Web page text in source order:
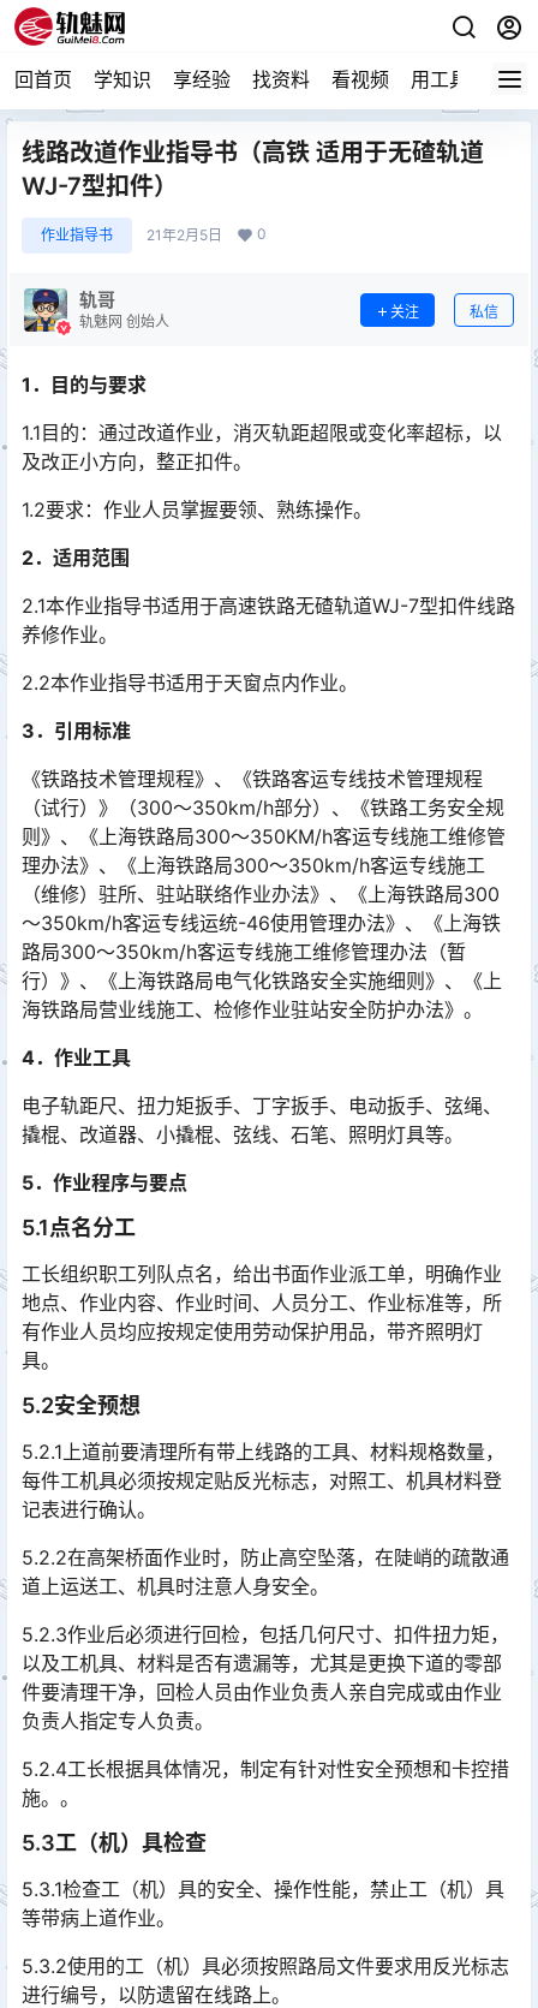
回首页 学知识 享经验 找资料 看视频 用工具 论技
线路改道作业指导书（高铁 适用于无碴轨道
WJ-7型扣件）
作业指导书 21年2月5日 0
轨哥
轨魅网 创始人
关注 私信
1．目的与要求
1.1目的：通过改道作业，消灭轨距超限或变化率超标，以
及改正小方向，整正扣件。
1.2要求：作业人员掌握要领、熟练操作。
2．适用范围
2.1本作业指导书适用于高速铁路无碴轨道WJ-7型扣件线路
养修作业。
2.2本作业指导书适用于天窗点内作业。
3．引用标准
《铁路技术管理规程》、《铁路客运专线技术管理规程
（试行）》（300～350km/h部分）、《铁路工务安全规
则》、《上海铁路局300～350KM/h客运专线施工维修管
理办法》、《上海铁路局300～350km/h客运专线施工
（维修）驻所、驻站联络作业办法》、《上海铁路局300
～350km/h客运专线运统-46使用管理办法》、《上海铁
路局300～350km/h客运专线施工维修管理办法（暂
行）》、《上海铁路局电气化铁路安全实施细则》、《上
海铁路局营业线施工、检修作业驻站安全防护办法》。󠅅󠅃󠄵󠅂󠄪󠇖󠆨󠆨󠇕󠆞󠆒󠅬󠇘󠆭󠆘󠇙󠆝󠅵󠇗󠆭󠆁󠄐󠇗󠅹󠅸󠇖󠆍󠅳󠇖󠅹󠅰󠇖󠆌󠅹
4．作业工具
电子轨距尺、扭力矩扳手、丁字扳手、电动扳手、弦绳、
撬棍、改道器、小撬棍、弦线、石笔、照明灯具等。
5．作业程序与要点
5.1点名分工
工长组织职工列队点名，给出书面作业派工单，明确作业
地点、作业内容、作业时间、人员分工、作业标准等，所
有作业人员均应按规定使用劳动保护用品，带齐照明灯
具。
5.2安全预想
5.2.1上道前要清理所有带上线路的工具、材料规格数量，
每件工机具必须按规定贴反光标志，对照工、机具材料登
记表进行确认。
5.2.2在高架桥面作业时，防止高空坠落，在陡峭的疏散通
道上运送工、机具时注意人身安全。
5.2.3作业后必须进行回检，包括几何尺寸、扣件扭力矩，
以及工机具、材料是否有遗漏等，尤其是更换下道的零部
件要清理干净，回检人员由作业负责人亲自完成或由作业
负责人指定专人负责。󠅅󠅃󠄵󠅂󠄪󠇖󠆨󠆨󠇕󠆞󠆒󠅬󠇘󠆭󠆘󠇙󠆝󠅵󠇗󠆭󠆁󠄐󠇗󠅹󠅸󠇖󠆍󠅳󠇖󠅹󠅰󠇖󠆌󠅹
5.2.4工长根据具体情况，制定有针对性安全预想和卡控措
施。。
5.3工（机）具检查
5.3.1检查工（机）具的安全、操作性能，禁止工（机）具
等带病上道作业。
5.3.2使用的工（机）具必须按照路局文件要求用反光标志
进行编号，以防遗留在线路上。